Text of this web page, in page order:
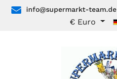
Zum Hauptinhalt springen
info@supermarkt-team.de
€ Euro